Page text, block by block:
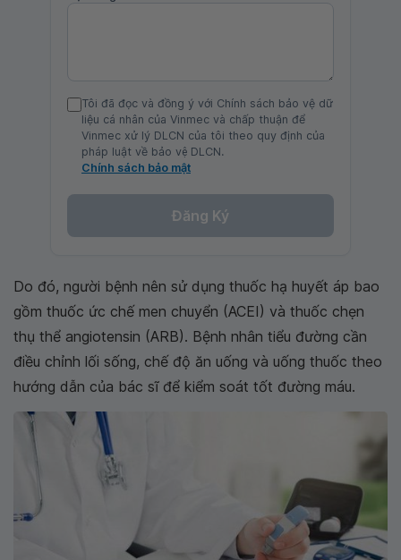
Tôi đã đọc và đồng ý với Chính sách bảo vệ dữ
liệu cá nhân của Vinmec và chấp thuận để
Vinmec xử lý DLCN của tôi theo quy định của
pháp luật về bảo vệ DLCN.
Chính sách bảo mật
Đăng Ký
Do đó, người bệnh nên sử dụng thuốc hạ huyết áp bao
gồm thuốc ức chế men chuyển (ACEI) và thuốc chẹn
thụ thể angiotensin (ARB). Bệnh nhân tiểu đường cần
điều chỉnh lối sống, chế độ ăn uống và uống thuốc theo
hướng dẫn của bác sĩ để kiểm soát tốt đường máu.